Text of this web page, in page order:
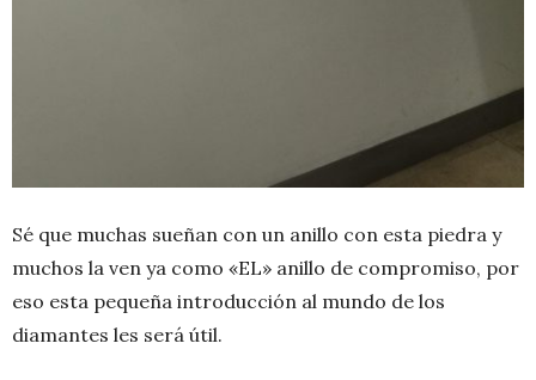
Sé que muchas sueñan con un anillo con esta piedra y
muchos la ven ya como «EL» anillo de compromiso, por
eso esta pequeña introducción al mundo de los
diamantes les será útil.